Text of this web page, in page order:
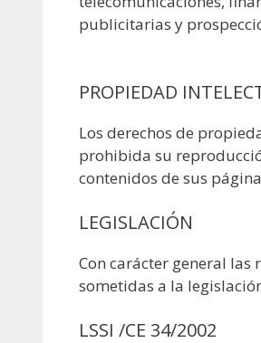
publicitarias y
PROPIEDAD
Los derechos de
prohibida su
contenidos de sus
LEGISLACIÓN
Con carácter general las
sometidas a la
LSSI /CE 34/2002